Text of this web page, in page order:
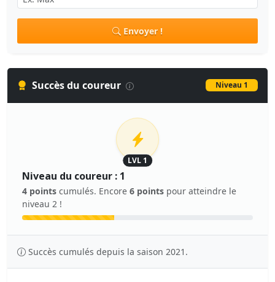
Envoyer !
Succès du coureur Niveau 1
LVL 1
Niveau du coureur : 1
4 points cumulés. Encore 6 points pour atteindre le
niveau 2 !
Succès cumulés depuis la saison 2021.